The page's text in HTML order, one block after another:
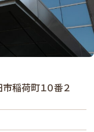
稲荷町１０番２